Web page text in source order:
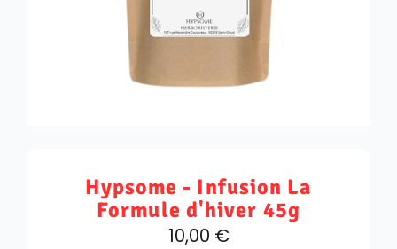
Hypsome - Infusion La
Formule d'hiver 45g
10,00 €